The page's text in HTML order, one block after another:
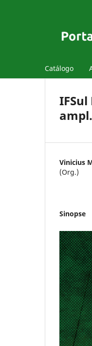
Catálogo
Vinicius
(Org.)
Sinopse